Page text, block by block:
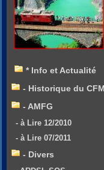
* Info et Actualité
- Historique du CFM
- AMFG
- à Lire 12/2010
- à Lire 07/2011
- Divers